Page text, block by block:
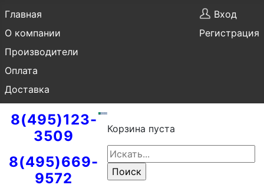
Главная
О компании
Производители
Оплата
Доставка
Вход
Регистрация
8(495)123-
3509
8(495)669-
9572
Корзина пуста